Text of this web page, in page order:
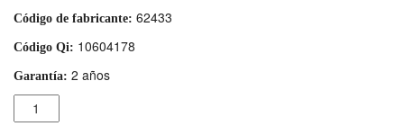
Código de fabricante: 62433
Código Qi: 10604178
Garantía: 2 años
Cantidad